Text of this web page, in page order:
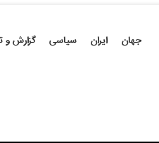
جهان ایران سیاسی گزارش و